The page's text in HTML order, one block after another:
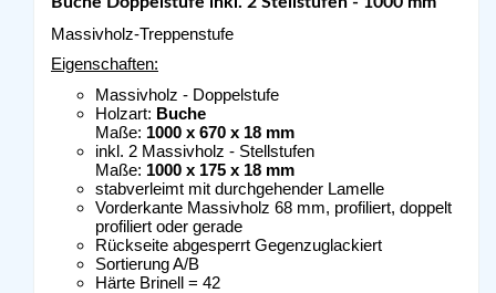
Massivholz-Treppenstufe
Eigenschaften:
Massivholz - Doppelstufe
Holzart: Buche
Maße: 1000 x 670 x 18 mm
inkl. 2 Massivholz - Stellstufen
Maße: 1000 x 175 x 18 mm
stabverleimt mit durchgehender Lamelle
Vorderkante Massivholz 68 mm, profiliert, doppelt
profiliert oder gerade
Rückseite abgesperrt Gegenzuglackiert
Sortierung A/B
Härte Brinell = 42